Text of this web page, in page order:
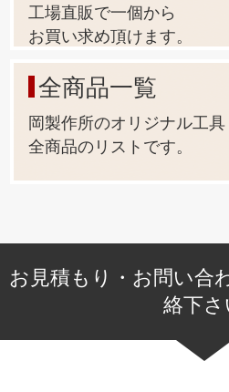
【メッキ・塗装の別注品】
箱単位になりますが、ご注文を
塗装(天塗り)は、黒、茶、白、他
となります。
金具をカートに入れ、【備考欄
てメールして下さい。
工場直販で一個から
お買い求め頂けます。
全商品一覧
岡製作所のオリジナル工具
全商品のリストです。
お見積もり・お問い合
絡下さ